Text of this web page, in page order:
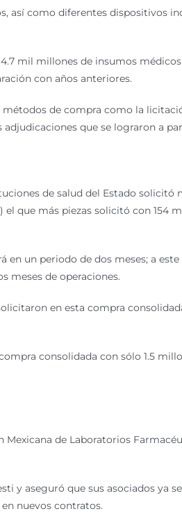
así como diferentes dispositivos
mil millones de insumos
con años anteriores.
de compra como la
que se lograron a
de salud del Estado solicitó
el que más piezas solicitó con 154
en un periodo de dos meses; a
meses de operaciones.
en esta compra
consolidada con sólo 1.5
Mexicana de Laboratorios
y aseguró que sus asociados ya
nuevos contratos.